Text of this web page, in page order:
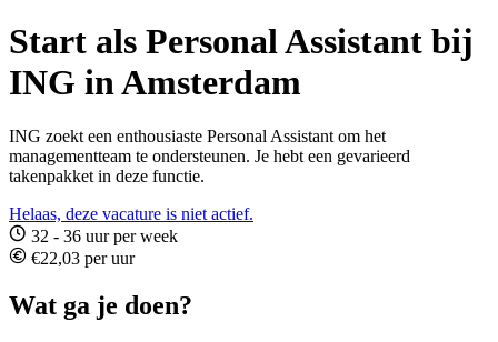
Start als Personal Assistant bij
ING in Amsterdam
ING zoekt een enthousiaste Personal Assistant om het
managementteam te ondersteunen. Je hebt een gevarieerd
takenpakket in deze functie.
Helaas, deze vacature is niet actief.
32 - 36 uur per week
€22,03 per uur
Wat ga je doen?